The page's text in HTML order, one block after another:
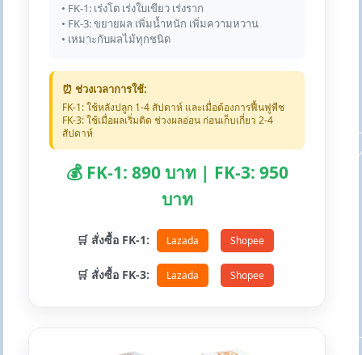
• FK-1: เร่งโต เร่งใบเขียว เร่งราก
• FK-3: ขยายผล เพิ่มน้ำหนัก เพิ่มความหวาน
• เหมาะกับผลไม้ทุกชนิด
⏰ ช่วงเวลาการใช้:
FK-1: ใช้หลังปลูก 1-4 สัปดาห์ และเมื่อต้องการฟื้นฟูพืช
FK-3: ใช้เมื่อผลเริ่มติด ช่วงผลอ่อน ก่อนเก็บเกี่ยว 2-4
สัปดาห์
💰 FK-1: 890 บาท | FK-3: 950
บาท
🛒 สั่งซื้อ FK-1: Lazada Shopee
🛒 สั่งซื้อ FK-3: Lazada Shopee